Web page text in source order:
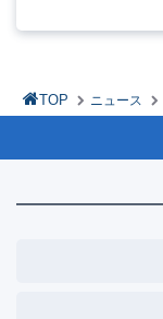
TOP ニュース